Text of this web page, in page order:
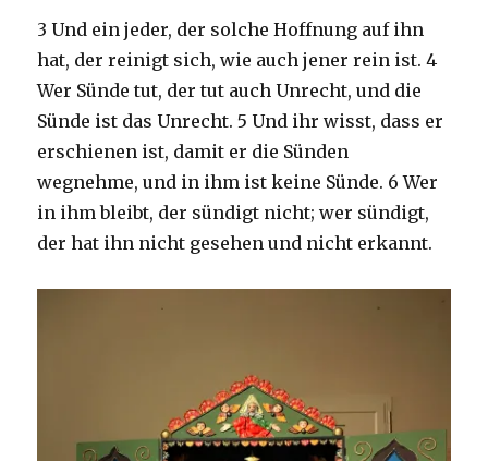
3 Und ein jeder, der solche Hoffnung auf ihn
hat, der reinigt sich, wie auch jener rein ist. 4
Wer Sünde tut, der tut auch Unrecht, und die
Sünde ist das Unrecht. 5 Und ihr wisst, dass er
erschienen ist, damit er die Sünden
wegnehme, und in ihm ist keine Sünde. 6 Wer
in ihm bleibt, der sündigt nicht; wer sündigt,
der hat ihn nicht gesehen und nicht erkannt.